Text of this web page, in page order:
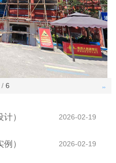
6 >>
） 2026-02-19
） 2026-02-19